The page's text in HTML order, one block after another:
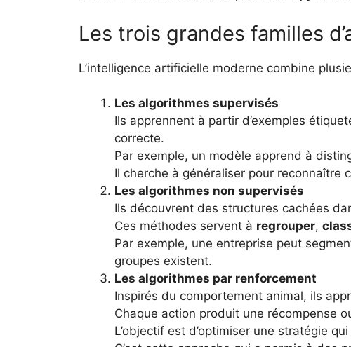
Les trois grandes familles
L’intelligence artificielle moderne combine
Les algorithmes supervisés
Ils apprennent à partir d’exemples
correcte.
Par exemple, un modèle apprend à
Il cherche à généraliser pour reconnaître
Les algorithmes non supervisés
Ils découvrent des structures cachées
Ces méthodes servent à regrouper,
Par exemple, une entreprise peut
groupes existent.
Les algorithmes par renforcement
Inspirés du comportement animal, ils
Chaque action produit une récompense
L’objectif est d’optimiser une stratégie